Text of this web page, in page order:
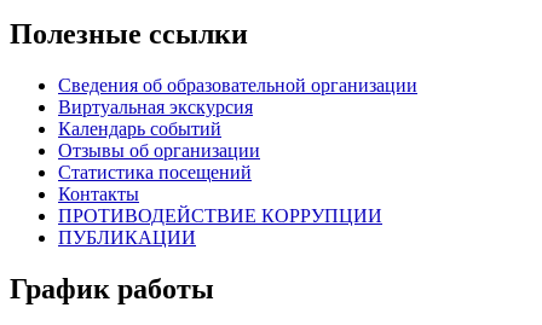
Полезные ссылки
Сведения об образовательной организации
Виртуальная экскурсия
Календарь событий
Отзывы об организации
Статистика посещений
Контакты
ПРОТИВОДЕЙСТВИЕ КОРРУПЦИИ
ПУБЛИКАЦИИ
График работы